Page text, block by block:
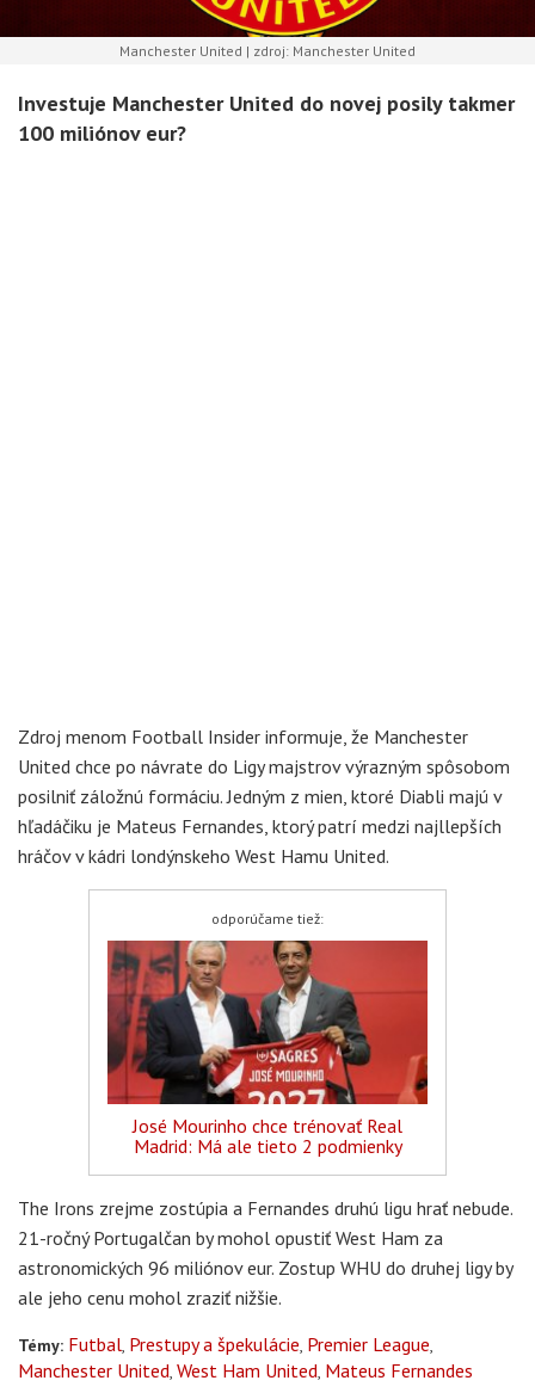
Manchester United | zdroj: Manchester United
Investuje Manchester United do novej posily takmer
100 miliónov eur?
Zdroj menom Football Insider informuje, že Manchester
United chce po návrate do Ligy majstrov výrazným spôsobom
posilniť záložnú formáciu. Jedným z mien, ktoré Diabli majú v
hľadáčiku je Mateus Fernandes, ktorý patrí medzi najllepších
hráčov v kádri londýnskeho West Hamu United.
odporúčame tiež:
José Mourinho chce trénovať Real
Madrid: Má ale tieto 2 podmienky
The Irons zrejme zostúpia a Fernandes druhú ligu hrať nebude.
21-ročný Portugalčan by mohol opustiť West Ham za
astronomických 96 miliónov eur. Zostup WHU do druhej ligy by
ale jeho cenu mohol zraziť nižšie.
Témy: Futbal Prestupy a špekulácie Premier League
Manchester United West Ham United Mateus Fernandes